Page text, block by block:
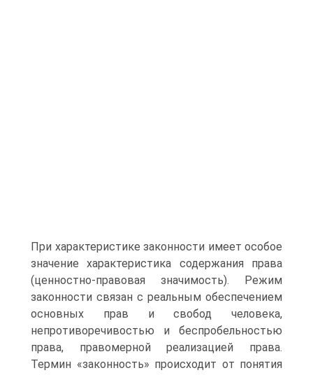
При характеристике законности имеет особое
значение характеристика содержания права
(ценностно-правовая значимость). Режим
законности связан с реальным обеспечением
основных прав и свобод человека,
непротиворечивостью и беспробельностью
права, правомерной реализацией права.
Термин «законность» происходит от понятия